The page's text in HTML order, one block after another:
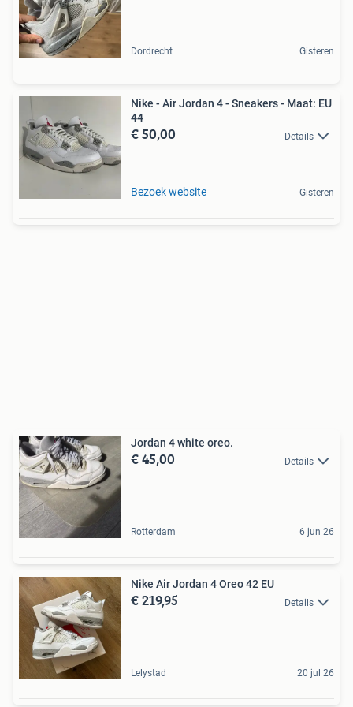
Dordrecht Gisteren
Nike - Air Jordan 4 - Sneakers - Maat: EU
44
€ 50,00 Details
Bezoek website Gisteren
Jordan 4 white oreo.
€ 45,00 Details
Rotterdam 6 jun 26
Nike Air Jordan 4 Oreo 42 EU
€ 219,95 Details
Lelystad 20 jul 26